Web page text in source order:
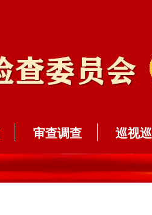
审查调查 巡视